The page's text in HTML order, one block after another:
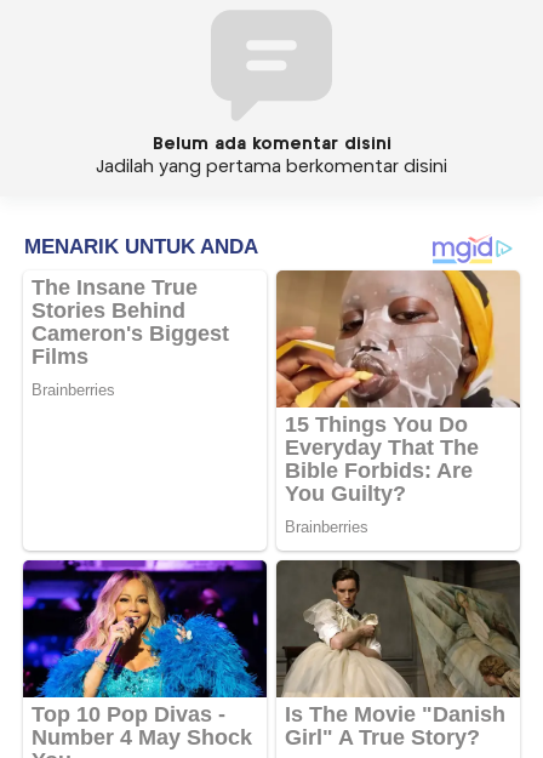
Belum ada komentar disini
Jadilah yang pertama berkomentar disini